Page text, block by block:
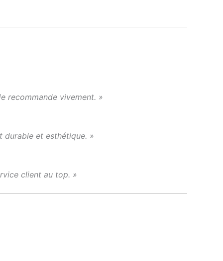
recommande vivement. »
durable et esthétique. »
client au top. »